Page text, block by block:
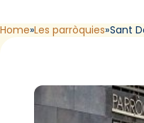
Home Les parròquies Sant